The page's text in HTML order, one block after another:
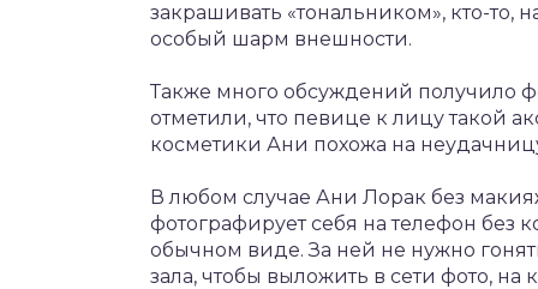
закрашивать «тональником», кто-то,
особый шарм внешности.
Также много обсуждений получило
отметили, что певице к лицу такой
косметики Ани похожа на
В любом случае Ани Лорак без
фотографирует себя на телефон без
обычном виде. За ней не нужно
зала, чтобы выложить в сети фото,